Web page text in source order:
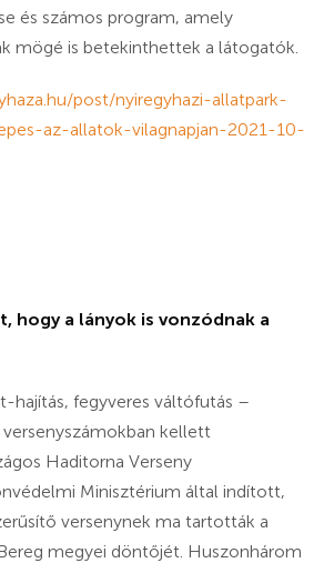
és számos program, amely
mögé is betekinthettek a látogatók.
post/nyiregyhazi-allatpark-
az-allatok-vilagnapjan-2021-10-
hogy a lányok is vonzódnak a
hajítás, fegyveres váltófutás –
kellett
Haditorna Verseny
Minisztérium által indított,
versenynek ma tartották a
megyei döntőjét. Huszonhárom